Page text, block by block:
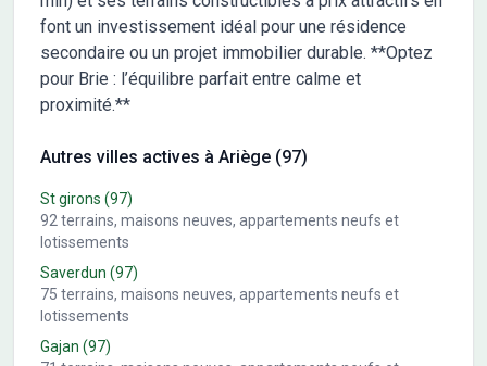
Proposition avec frais 263300 € (notaire, taxe d'aménagement
...estimatif entre 25 et 30 000 €) Pour toutes informations,
contactez l'agence MAISONS FRANCE CONFORT de Muret
font un investissement idéal pour une résidence
secondaire ou un projet immobilier durable. **Optez
pour Brie : l’équilibre parfait entre calme et
proximité.**
Autres villes actives à Ariège (97)
St girons (97)
92 terrains, maisons neuves, appartements neufs et
lotissements
Saverdun (97)
75 terrains, maisons neuves, appartements neufs et
lotissements
Gajan (97)